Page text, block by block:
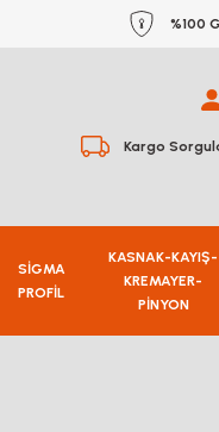
%100
Kargo
SİGMA
PROFİL
KASNAK-KAYIŞ-
KREMAYER-
PİNYON